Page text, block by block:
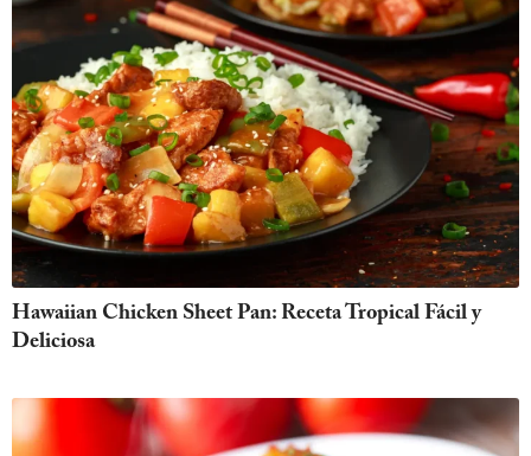
Hawaiian Chicken Sheet Pan: Receta Tropical Fácil y
Deliciosa